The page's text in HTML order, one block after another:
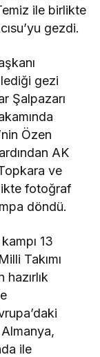
ile birlikte
gezdi.
gezi
Şalpazarı
Özen
AK
ve
fotoğraf
döndü.
13
Takımı
ile